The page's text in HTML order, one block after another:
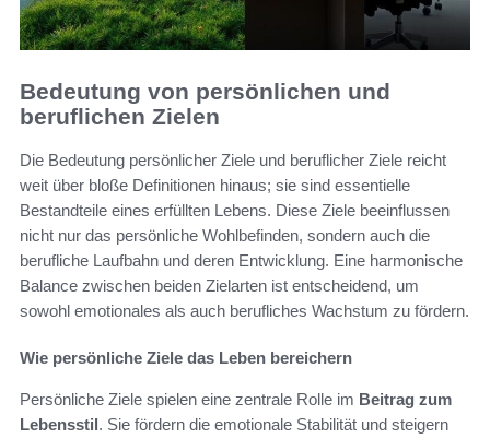
Bedeutung von persönlichen und
beruflichen Zielen
Die Bedeutung persönlicher Ziele und beruflicher Ziele reicht
weit über bloße Definitionen hinaus; sie sind essentielle
Bestandteile eines erfüllten Lebens. Diese Ziele beeinflussen
nicht nur das persönliche Wohlbefinden, sondern auch die
berufliche Laufbahn und deren Entwicklung. Eine harmonische
Balance zwischen beiden Zielarten ist entscheidend, um
sowohl emotionales als auch berufliches Wachstum zu fördern.
Wie persönliche Ziele das Leben bereichern
Persönliche Ziele spielen eine zentrale Rolle im Beitrag zum
Lebensstil. Sie fördern die emotionale Stabilität und steigern